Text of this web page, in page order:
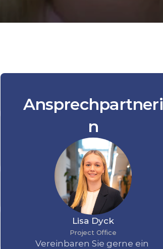
Ansprechpartneri
n
Lisa Dyck
Project Office
Vereinbaren Sie gerne ein